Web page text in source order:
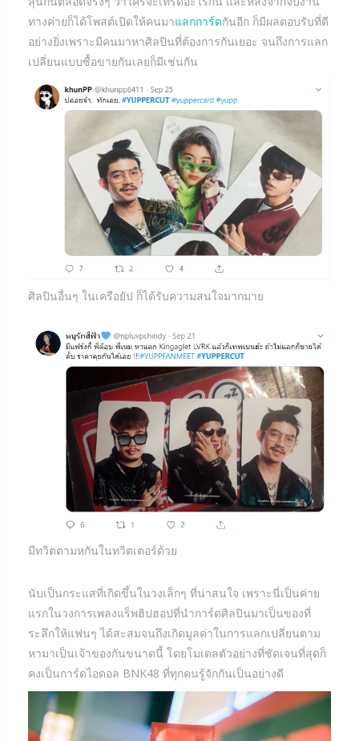
ทางค่ายก็ได้โพสต์เปิดให้คนมาแลกการ์ดกันอีก ก็มีผลตอบรับที่ดี
อย่างยิ่งเพราะมีคนมาหาศิลปินที่ต้องการกันเยอะ จนถึงการแลก
เปลี่ยนแบบซื้อขายกันเลยก็มีเช่นกัน
ศิลปินอื่นๆ ในเครือยัป ก็ได้รับความสนใจมากมาย
มีทวิตตามหกันในทวิตเตอร์ด้วย
นับเป็นกระแสที่เกิดขึ้นในวงเล็กๆ ที่น่าสนใจ เพราะนี่เป็นค่าย
แรกในวงการเพลงแร็พฮิปฮอปที่นำการ์ดศิลปินมาเป็นของที่
ระลึกให้แฟนๆ ได้สะสมจนถึงเกิดมูลค่าในการแลกเปลี่ยนตาม
หามาเป็นเจ้าของกันขนาดนี้ โดยโมเดลตัวอย่างที่ชัดเจนที่สุดก็
คงเป็นการ์ดไอดอล BNK48 ที่ทุกคนรู้จักกันเป็นอย่างดี